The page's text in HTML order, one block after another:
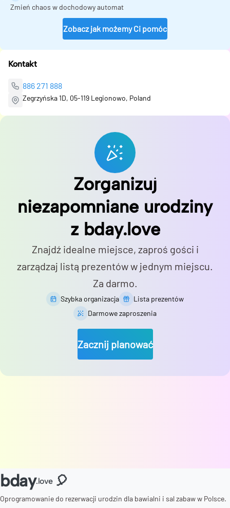
Zmień chaos w dochodowy automat
Zobacz jak możemy Ci pomóc
Kontakt
886 271 888
Zegrzyńska 1D, 05-119 Legionowo, Poland
Zorganizuj
niezapomniane urodziny
z bday.love
Znajdź idealne miejsce, zaproś gości i
zarządzaj listą prezentów w jednym miejscu.
Za darmo.
Szybka organizacja
Lista prezentów
Darmowe zaproszenia
Zacznij planować
bday.love 🎈
Oprogramowanie do rezerwacji urodzin dla bawialni i sal zabaw w Polsce.